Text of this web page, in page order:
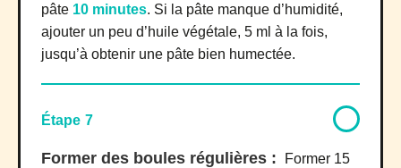
pâte 10 minutes. Si la pâte manque d’humidité,
ajouter un peu d’huile végétale, 5 ml à la fois,
jusqu’à obtenir une pâte bien humectée.
Étape 7
Former des boules régulières :
Former 15